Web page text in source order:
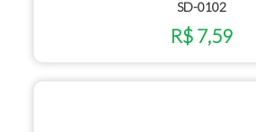
SD-0102
R$ 7,59